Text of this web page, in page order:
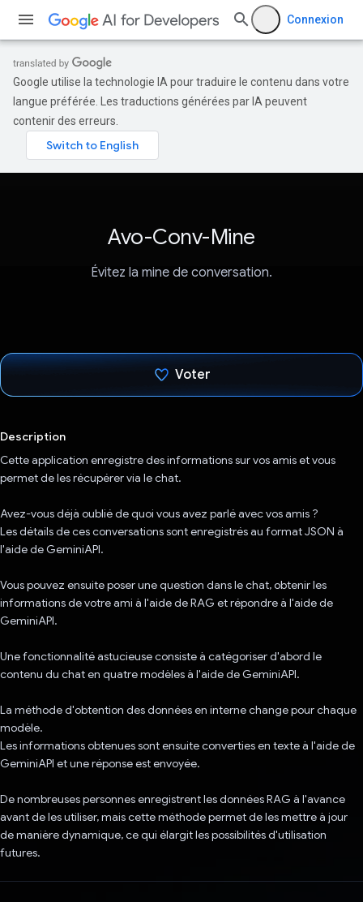
Connexion
Google utilise la technologie IA pour traduire le contenu dans votre
langue préférée. Les traductions générées par IA peuvent
contenir des erreurs.
Avo-Conv-Mine
Évitez la mine de conversation.
Voter
Description
Cette application enregistre des informations sur vos amis et vous
permet de les récupérer via le chat.
Avez-vous déjà oublié de quoi vous avez parlé avec vos amis ?
Les détails de ces conversations sont enregistrés au format JSON à
l'aide de GeminiAPI.
Vous pouvez ensuite poser une question dans le chat, obtenir les
informations de votre ami à l'aide de RAG et répondre à l'aide de
GeminiAPI.
Une fonctionnalité astucieuse consiste à catégoriser d'abord le
contenu du chat en quatre modèles à l'aide de GeminiAPI.
La méthode d'obtention des données en interne change pour chaque
modèle.
Les informations obtenues sont ensuite converties en texte à l'aide de
GeminiAPI et une réponse est envoyée.
De nombreuses personnes enregistrent les données RAG à l'avance
avant de les utiliser, mais cette méthode permet de les mettre à jour
de manière dynamique, ce qui élargit les possibilités d'utilisation
futures.